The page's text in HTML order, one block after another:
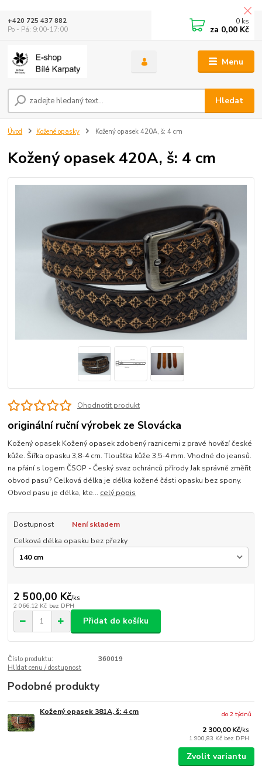
Menu
Hledat
+420 725 437 882
Po - Pá: 9:00-17:00
0 ks
za 0,00 Kč
Úvod Kožené opasky Kožený opasek 420A, š: 4 cm
Kožený opasek 420A, š: 4 cm
Ohodnotit produkt
originální ruční výrobek ze Slovácka
Kožený opasek Kožený opasek zdobený raznicemi z pravé hovězí české
kůže. Šířka opasku 3,8-4 cm. Tloušťka kůže 3,5-4 mm. Vhodné do jeansů.
na přání s logem ČSOP - Český svaz ochránců přírody Jak správně změřit
obvod pasu? Celková délka je délka kožené části opasku bez spony.
Obvod pasu je délka, kte... celý popis
Dostupnost
Není skladem
Celková délka opasku bez přezky
2 500,00 Kč/ks
2 066,12 Kč bez DPH
Přidat do košíku
Číslo produktu:
360019
Hlídat cenu / dostupnost
Podobné produkty
Kožený opasek 381A, š: 4 cm
2 300,00 Kč/ks
1 900,83 Kč bez DPH
do 2 týdnů
Zvolit variantu